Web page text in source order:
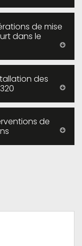
de mise
dans le
des
de